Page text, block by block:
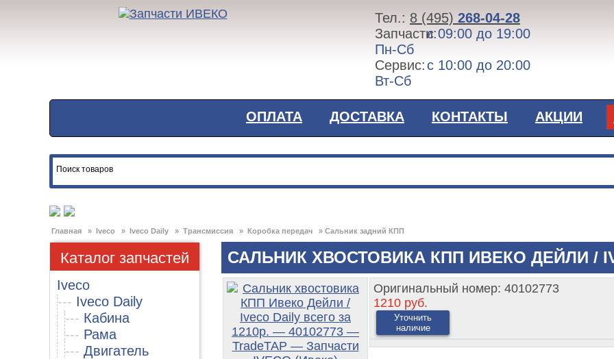
Тел.: 8 (495) 268-04-28
Запчасти:с 09:00 до 19:00
Пн-Сб
Сервис:с 10:00 до 20:00
Вт-Сб
ОПЛАТА ДОСТАВКА КОНТАКТЫ АКЦИИ
Главная » Iveco » Iveco Daily » Трансмиссия » Коробка передач » Сальник задний КПП
Каталог запчастей
Iveco
--- Iveco Daily
--- Кабина
--- Рама
--- Двигатель
САЛЬНИК ХВОСТОВИКА КПП ИВЕКО ДЕЙЛИ /
Оригинальный номер: 40102773
1210 руб.
Уточнить
наличие